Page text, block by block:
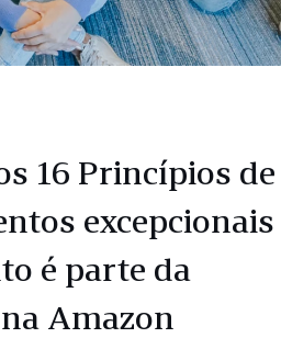
16 Princípios de
excepcionais
é parte da
Amazon